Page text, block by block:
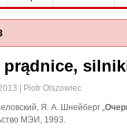
prądnice,
| Piotr Olszowiec
Я. А. Шнейберг „
МЭИ, 1993.